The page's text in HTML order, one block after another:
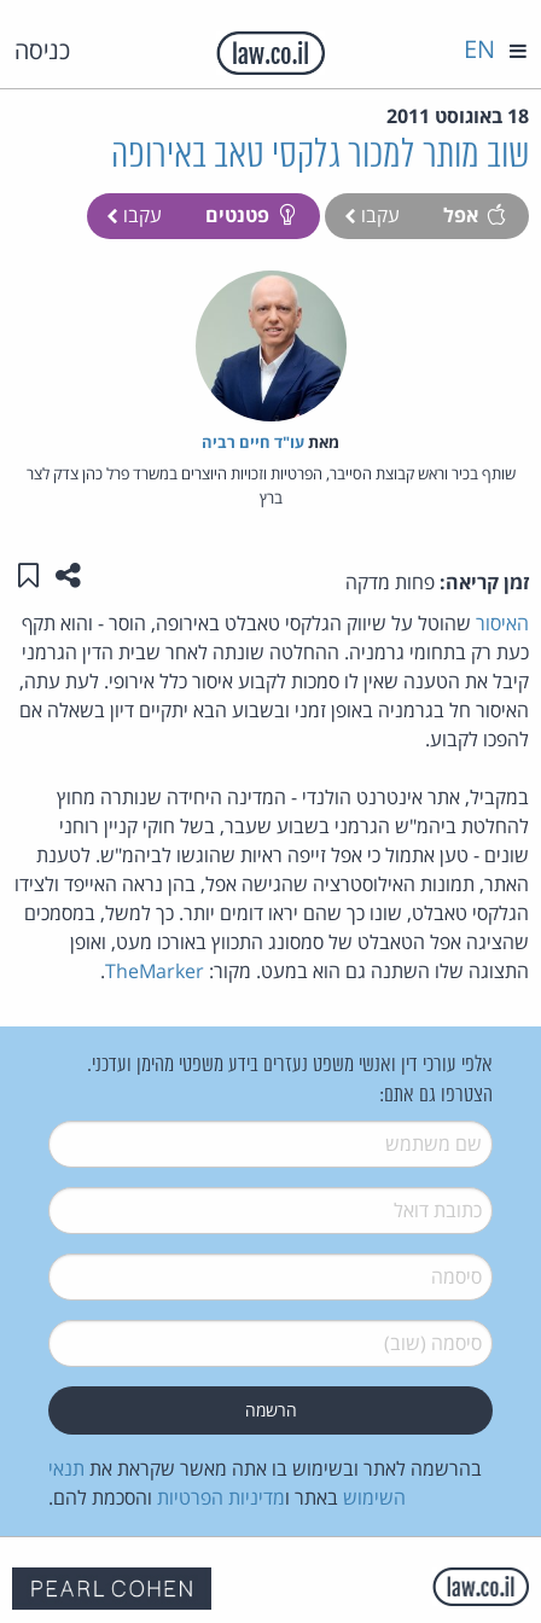
כניסה EN
18 באוגוסט 2011
שוב מותר למכור גלקסי טאב באירופה
אפל עקבו פטנטים עקבו
מאת‏עו"ד חיים רביה
שותף בכיר וראש קבוצת הסייבר, הפרטיות וזכויות היוצרים במשרד פרל כהן צדק לצר
ברץ
זמן קריאה: פחות מדקה שתפו
האיסור שהוטל על שיווק הגלקסי טאבלט באירופה, הוסר - והוא תקף
כעת רק בתחומי גרמניה. ההחלטה שונתה לאחר שבית הדין הגרמני
קיבל את הטענה שאין לו סמכות לקבוע איסור כלל אירופי. לעת עתה,
האיסור חל בגרמניה באופן זמני ובשבוע הבא יתקיים דיון בשאלה אם
להפכו לקבוע.
במקביל, אתר אינטרנט הולנדי - המדינה היחידה שנותרה מחוץ
להחלטת ביהמ"ש הגרמני בשבוע שעבר, בשל חוקי קניין רוחני
שונים - טען אתמול כי אפל זייפה ראיות שהוגשו לביהמ"ש. לטענת
האתר, תמונות האילוסטרציה שהגישה אפל, בהן נראה האייפד ולצידו
הגלקסי טאבלט, שונו כך שהם יראו דומים יותר. כך למשל, במסמכים
שהציגה אפל הטאבלט של סמסונג התכווץ באורכו מעט, ואופן
התצוגה שלו השתנה גם הוא במעט. מקור: TheMarker
.
אלפי עורכי דין ואנשי משפט נעזרים בידע משפטי מהימן ועדכני.
הצטרפו גם אתם:
שם משתמש*
דואל*
סיסמה*
סיסמה (שוב)*
בהרשמה לאתר ובשימוש בו אתה מאשר שקראת את תנאי
השימוש באתר ומדיניות הפרטיות והסכמת להם.